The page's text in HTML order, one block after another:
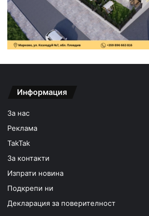
Информация
За нас
Реклама
TakTak
За контакти
Изпрати новина
Подкрепи ни
Декларация за поверителност